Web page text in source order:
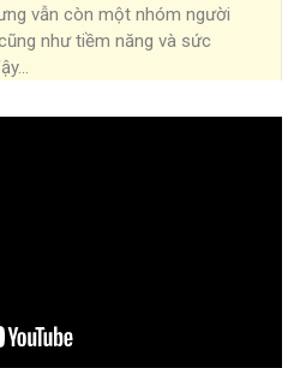
vẫn còn một nhóm người
như tiềm năng và sức
…